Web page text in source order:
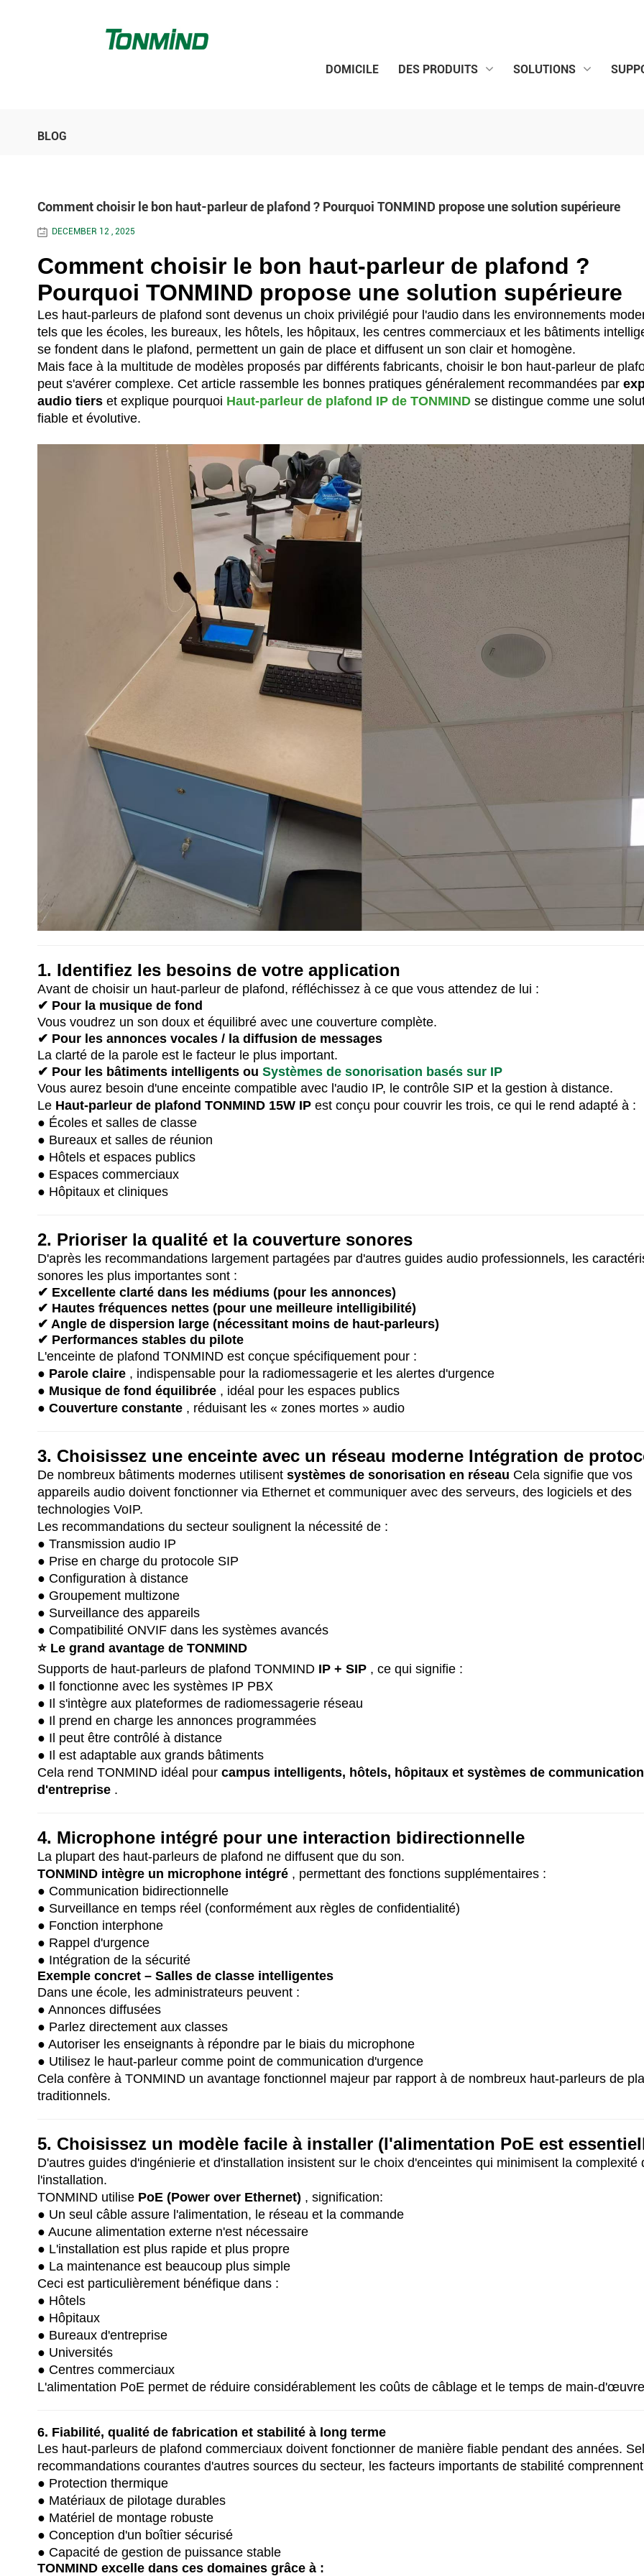
DOMICILE DES PRODUITS SOLUTIONS
BLOG
Comment choisir le bon haut-parleur de plafond ? Pourquoi TONMIND propose une solution supérieure
DECEMBER 12 , 2025
Comment choisir le bon haut-parleur de plafond ?
Pourquoi TONMIND propose une solution supérieure
Les haut-parleurs de plafond sont devenus un choix privilégié pour l'audio dans les environnements
tels que les écoles, les bureaux, les hôtels, les hôpitaux, les centres commerciaux et les bâtiments
se fondent dans le plafond, permettent un gain de place et diffusent un son clair et homogène.
Mais face à la multitude de modèles proposés par différents fabricants, choisir le bon haut-parleur de
peut s'avérer complexe. Cet article rassemble les bonnes pratiques généralement recommandées par
audio tierset explique pourquoi Haut-parleur de plafond IP de TONMINDse distingue comme une
fiable et évolutive.
1. Identifiez les besoins de votre application
Avant de choisir un haut-parleur de plafond, réfléchissez à ce que vous attendez de lui :
✔ Pour la musique de fond
Vous voudrez un son doux et équilibré avec une couverture complète.
✔ Pour les annonces vocales / la diffusion de messages
La clarté de la parole est le facteur le plus important.
✔ Pour les bâtiments intelligents ouSystèmes de sonorisation basés sur IP
Vous aurez besoin d'une enceinte compatible avec l'audio IP, le contrôle SIP et la gestion à distance.
Le Haut-parleur de plafond TONMIND 15W IPest conçu pour couvrir les trois, ce qui le rend adapté à :
● Écoles et salles de classe
● Bureaux et salles de réunion
● Hôtels et espaces publics
● Espaces commerciaux
● Hôpitaux et cliniques
2. Prioriser la qualité et la couverture sonores
D'après les recommandations largement partagées par d'autres guides audio professionnels, les
sonores les plus importantes sont :
✔ Excellente clarté dans les médiums (pour les annonces)
✔ Hautes fréquences nettes (pour une meilleure intelligibilité)
✔ Angle de dispersion large (nécessitant moins de haut-parleurs)
✔ Performances stables du pilote
L'enceinte de plafond TONMIND est conçue spécifiquement pour :
● Parole claire , indispensable pour la radiomessagerie et les alertes d'urgence
● Musique de fond équilibrée , idéal pour les espaces publics
●Couverture constante , réduisant les « zones mortes » audio
3. Choisissez une enceinte avec un réseau moderne Intégration de
De nombreux bâtiments modernes utilisentsystèmes de sonorisation en réseau Cela signifie que vos
appareils audio doivent fonctionner via Ethernet et communiquer avec des serveurs, des logiciels et des
technologies VoIP.
Les recommandations du secteur soulignent la nécessité de :
● Transmission audio IP
● Prise en charge du protocole SIP
● Configuration à distance
● Groupement multizone
● Surveillance des appareils
● Compatibilité ONVIF dans les systèmes avancés
⭐ Le grand avantage de TONMIND
Supports de haut-parleurs de plafond TONMIND IP + SIP , ce qui signifie :
● Il fonctionne avec les systèmes IP PBX
● Il s'intègre aux plateformes de radiomessagerie réseau
● Il prend en charge les annonces programmées
● Il peut être contrôlé à distance
● Il est adaptable aux grands bâtiments
Cela rend TONMIND idéal pourcampus intelligents, hôtels, hôpitaux et systèmes de communication
d'entreprise .
4. Microphone intégré pour une interaction bidirectionnelle
La plupart des haut-parleurs de plafond ne diffusent que du son.
TONMIND intègre un microphone intégré , permettant des fonctions supplémentaires :
● Communication bidirectionnelle
● Surveillance en temps réel (conformément aux règles de confidentialité)
● Fonction interphone
● Rappel d'urgence
● Intégration de la sécurité
Exemple concret – Salles de classe intelligentes
Dans une école, les administrateurs peuvent :
● Annonces diffusées
● Parlez directement aux classes
● Autoriser les enseignants à répondre par le biais du microphone
● Utilisez le haut-parleur comme point de communication d'urgence
Cela confère à TONMIND un avantage fonctionnel majeur par rapport à de nombreux haut-parleurs de
traditionnels.
5. Choisissez un modèle facile à installer (l'alimentation PoE est
D'autres guides d'ingénierie et d'installation insistent sur le choix d'enceintes qui minimisent la complexité
l'installation.
TONMIND utilise PoE (Power over Ethernet) , signification:
● Un seul câble assure l'alimentation, le réseau et la commande
● Aucune alimentation externe n'est nécessaire
● L'installation est plus rapide et plus propre
● La maintenance est beaucoup plus simple
Ceci est particulièrement bénéfique dans :
● Hôtels
● Hôpitaux
● Bureaux d'entreprise
● Universités
● Centres commerciaux
L'alimentation PoE permet de réduire considérablement les coûts de câblage et le temps de main-
6. Fiabilité, qualité de fabrication et stabilité à long terme
Les haut-parleurs de plafond commerciaux doivent fonctionner de manière fiable pendant des années.
recommandations courantes d'autres sources du secteur, les facteurs importants de stabilité
● Protection thermique
● Matériaux de pilotage durables
● Matériel de montage robuste
● Conception d'un boîtier sécurisé
● Capacité de gestion de puissance stable
TONMIND excelle dans ces domaines grâce à :